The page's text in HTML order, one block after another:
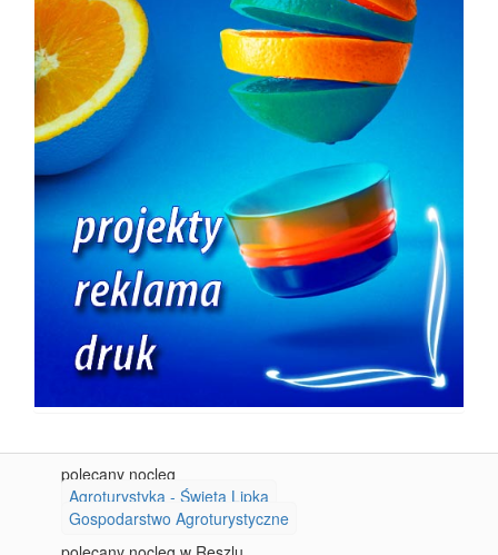
polecany nocleg
Agroturystyka - Święta Lipka
Gospodarstwo Agroturystyczne